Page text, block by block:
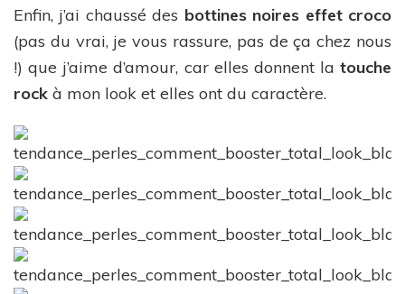
Enfin, j’ai chaussé des bottines noires effet croco
(pas du vrai, je vous rassure, pas de ça chez nous
!) que j’aime d’amour, car elles donnent la touche
rock à mon look et elles ont du caractère.